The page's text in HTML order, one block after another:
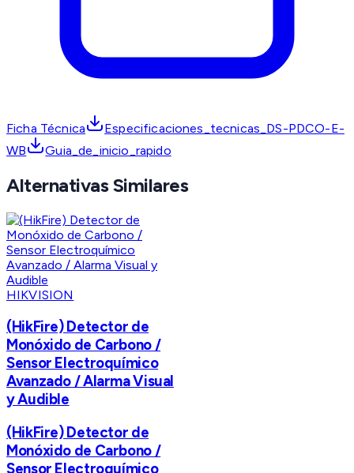
Ficha Técnica
Especificaciones_tecnicas_DS-PDCO-E-
WB
Guia_de_inicio_rapido
Alternativas Similares
HIKVISION
(HikFire) Detector de
Monóxido de Carbono /
Sensor Electroquímico
Avanzado / Alarma Visual
y Audible
(HikFire) Detector de
Monóxido de Carbono /
Sensor Electroquímico